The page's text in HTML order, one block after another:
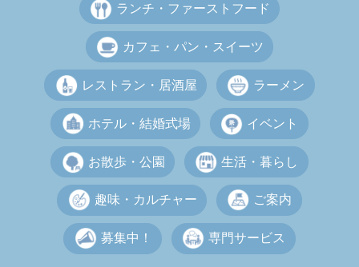
ランチ・ファーストフード
カフェ・パン・スイーツ
レストラン・居酒屋 ラーメン
ホテル・結婚式場 イベント
お散歩・公園 生活・暮らし
趣味・カルチャー ご案内
募集中！ 専門サービス